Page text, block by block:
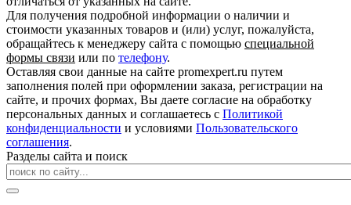
Для получения подробной информации о наличии и
стоимости указанных товаров и (или) услуг, пожалуйста,
обращайтесь к менеджеру сайта с помощью специальной
формы связи или по телефону.
Оставляя свои данные на сайте promexpert.ru путем
заполнения полей при оформлении заказа, регистрации на
сайте, и прочих формах, Вы даете согласие на обработку
персональных данных и соглашаетесь с Политикой
конфиденциальности и условиями Пользовательского
соглашения.
Разделы сайта и поиск